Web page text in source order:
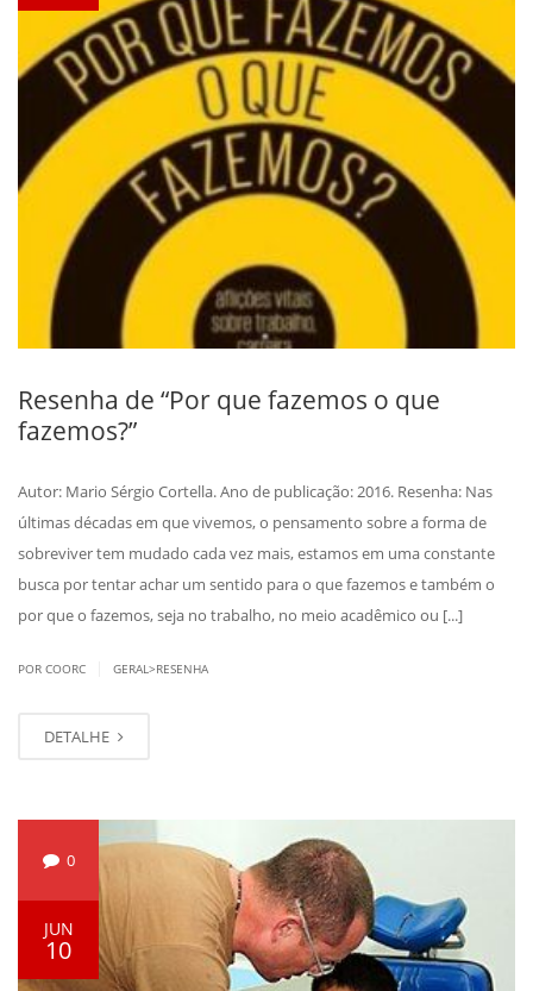
Resenha de “Por que fazemos o que
fazemos?”
Autor: Mario Sérgio Cortella. Ano de publicação: 2016. Resenha: Nas
últimas décadas em que vivemos, o pensamento sobre a forma de
sobreviver tem mudado cada vez mais, estamos em uma constante
busca por tentar achar um sentido para o que fazemos e também o
por que o fazemos, seja no trabalho, no meio acadêmico ou [...]
POR COORC GERAL>RESENHA
DETALHE
0
JUN
10